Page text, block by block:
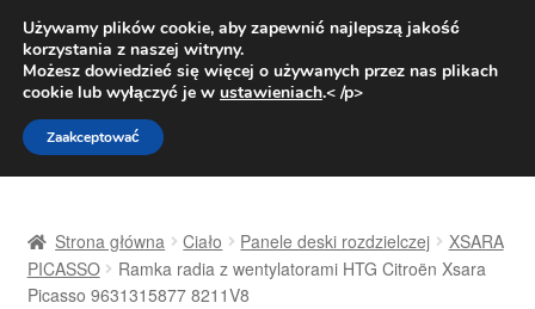
DOSTAWA od 31 zł
Pn.-pt. 9:00-16:00800 003 167
Przejdź
do
nawigacji
Przejdź
do
treści
Dostawa
Strona główna Ciało Panele deski rozdzielczej
XSARA
PICASSO
Ramka radia z wentylatorami HTG Citroën Xsara
Picasso 9631315877 8211V8
Używamy plików cookie, aby zapewnić najlepszą jakość
korzystania z naszej witryny.
Możesz dowiedzieć się więcej o używanych przez nas plikach
cookie lub wyłączyć je w ustawieniach.< /p>
Zaakceptować